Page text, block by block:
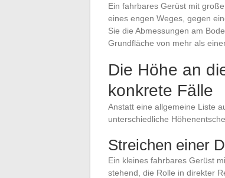
Ein fahrbares Gerüst mit
eines engen Weges, gegen
Sie die Abmessungen am
Grundfläche von mehr als
Die Höhe an
konkrete Fälle
Anstatt eine allgemeine Liste
unterschiedliche
Streichen einer
Ein kleines fahrbares Gerüst
stehend, die Rolle in direkter